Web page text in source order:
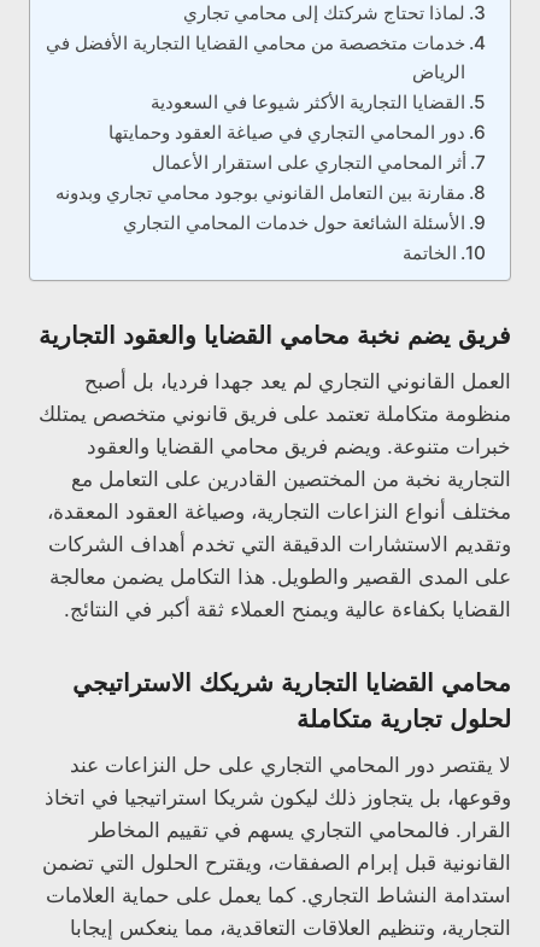
لماذا تحتاج شركتك إلى محامي تجاري
خدمات متخصصة من محامي القضايا التجارية الأفضل في
الرياض
القضايا التجارية الأكثر شيوعا في السعودية
دور المحامي التجاري في صياغة العقود وحمايتها
أثر المحامي التجاري على استقرار الأعمال
مقارنة بين التعامل القانوني بوجود محامي تجاري وبدونه
الأسئلة الشائعة حول خدمات المحامي التجاري
الخاتمة
فريق يضم نخبة محامي القضايا والعقود التجارية
العمل القانوني التجاري لم يعد جهدا فرديا، بل أصبح
منظومة متكاملة تعتمد على فريق قانوني متخصص يمتلك
خبرات متنوعة. ويضم فريق محامي القضايا والعقود
التجارية نخبة من المختصين القادرين على التعامل مع
مختلف أنواع النزاعات التجارية، وصياغة العقود المعقدة،
وتقديم الاستشارات الدقيقة التي تخدم أهداف الشركات
على المدى القصير والطويل. هذا التكامل يضمن معالجة
القضايا بكفاءة عالية ويمنح العملاء ثقة أكبر في النتائج.
محامي القضايا التجارية شريكك الاستراتيجي
لحلول تجارية متكاملة
لا يقتصر دور المحامي التجاري على حل النزاعات عند
وقوعها، بل يتجاوز ذلك ليكون شريكا استراتيجيا في اتخاذ
القرار. فالمحامي التجاري يسهم في تقييم المخاطر
القانونية قبل إبرام الصفقات، ويقترح الحلول التي تضمن
استدامة النشاط التجاري. كما يعمل على حماية العلامات
التجارية، وتنظيم العلاقات التعاقدية، مما ينعكس إيجابا